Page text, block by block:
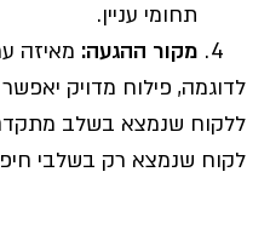
תחומי עניין.
מקור ההגעה: מאיזה
לדוגמה, פילוח מדויק
ללקוח שנמצא בשלב
לקוח שנמצא רק בשלבי